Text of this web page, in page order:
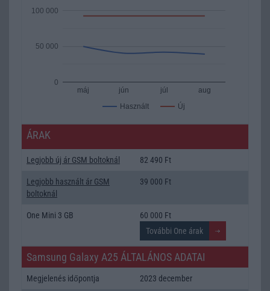
Használt Új
máj jún júl aug
0
50 000
100 000
ÁRAK
Legjobb új ár GSM boltoknál 82 490 Ft
Legjobb használt ár GSM
boltoknál
39 000 Ft
One Mini 3 GB 60 000 Ft
Samsung Galaxy A25 ÁLTALÁNOS ADATAI
Megjelenés időpontja 2023 december